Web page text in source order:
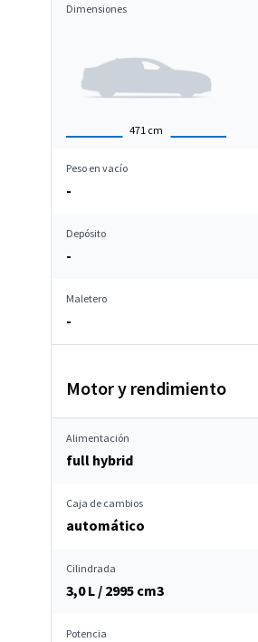
Dimensiones
471 cm
Peso en vacío
-
Depósito
-
Maletero
-
Motor y rendimiento
Alimentación
full hybrid
Caja de cambios
automático
Cilindrada
3,0 L / 2995 cm3
Potencia